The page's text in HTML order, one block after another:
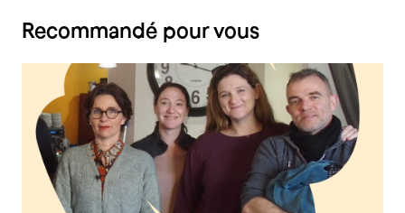
Recommandé pour vous